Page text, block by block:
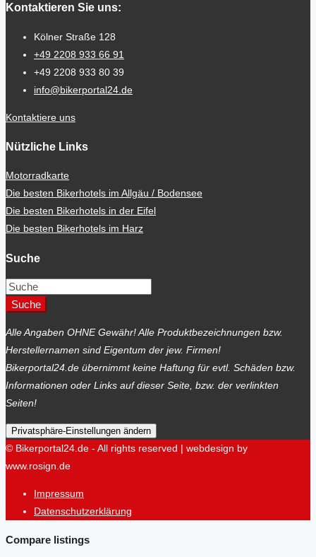
Kontaktieren Sie uns:
Kölner Straße 128
+49 2208 933 66 91
+49 2208 933 80 39
info@bikerportal24.de
Kontaktiere uns
Nützliche Links
Motorradkarte
Die besten Bikerhotels im Allgäu / Bodensee
Die besten Bikerhotels in der Eifel
Die besten Bikerhotels im Harz
Suche
Suche
Alle Angaben OHNE Gewähr! Alle Produktbezeichnungen bzw.
Herstellernamen sind Eigentum der jew. Firmen!
Bikerportal24.de übernimmt keine Haftung für evtl. Schäden bzw.
Informationen oder Links auf dieser Seite, bzw. der verlinkten
Seiten!
Privatsphäre-Einstellungen ändern
© Bikerportal24.de - All rights reserved | webdesign by
www.rosign.de
Impressum
Datenschutzerklärung
Compare listings